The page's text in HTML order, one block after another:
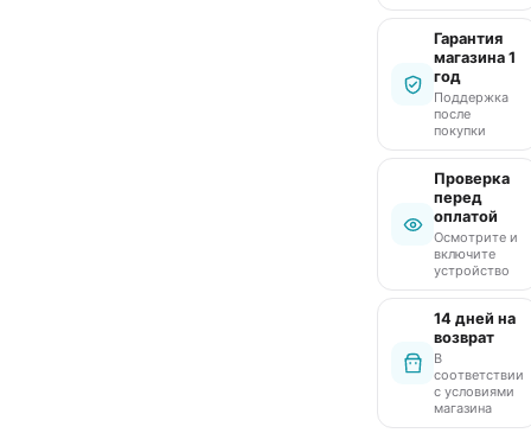
Гарантия
магазина 1
год
Поддержка
после
покупки
Проверка
перед
оплатой
Осмотрите и
включите
устройство
14 дней на
возврат
В
соответствии
с условиями
магазина